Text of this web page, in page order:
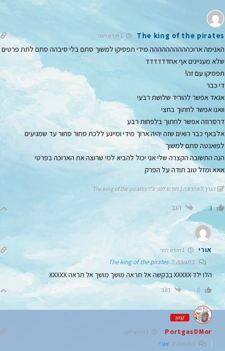
The king of the pirates
האנימה ארוכהההההההההה מידי תפסיקו למשוך סתם בלי סיבהה סתם לתת פרטים
שלא מעניינים אף אחדדדדדד
תפסיקו עם זה!
די כבר
אגאד אפשר להוריד שלושת רבעי
וואנו אפשר לחתוך בחצי
דרסרוזה אפשר לחתוך בלפחות רבע
אלבאף כבר רואים שזה יהיה ארוך מידי ומייגע ללכת סחור סחור עד שמגיעים
לפואנטה סתם למשוך
הנה התשובה הקצרה שלי אני יכול להביא למי שרוצה את הארוכה בפרטי
אאא ומזל טוב תודה על הפרק
נערך לאחרונה 1 חודש לפני ע"י The king of the pirates
3 הגב
אורי
בתגובה לThe king of the pirates
הלו ילד XXXXX בבקשה אל תראה מושך מושך אל תראה XXXXX
0 הגב
קפטן
PortgasDMor
בתגובה לאורי